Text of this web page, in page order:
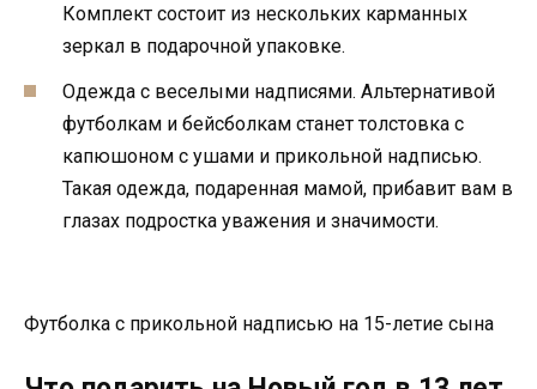
Комплект состоит из нескольких карманных
зеркал в подарочной упаковке.
Одежда с веселыми надписями. Альтернативой
футболкам и бейсболкам станет толстовка с
капюшоном с ушами и прикольной надписью.
Такая одежда, подаренная мамой, прибавит вам в
глазах подростка уважения и значимости.
Футболка с прикольной надписью на 15-летие сына